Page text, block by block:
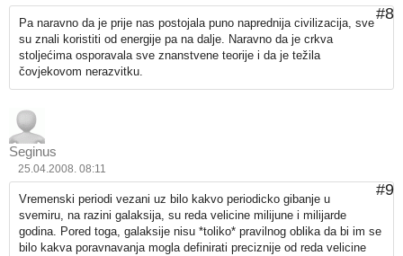
#8
Pa naravno da je prije nas postojala puno naprednija civilizacija, sve
su znali koristiti od energije pa na dalje. Naravno da je crkva
stoljećima osporavala sve znanstvene teorije i da je težila
čovjekovom nerazvitku.
Seginus
25.04.2008. 08:11
#9
Vremenski periodi vezani uz bilo kakvo periodicko gibanje u
svemiru, na razini galaksija, su reda velicine milijune i milijarde
godina. Pored toga, galaksije nisu *toliko* pravilnog oblika da bi im se
bilo kakva poravnavanja mogla definirati preciznije od reda velicine